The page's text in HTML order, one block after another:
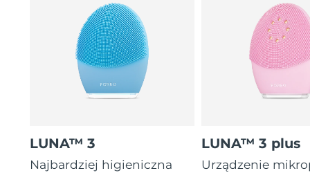
LUNA™ 3
Najbardziej higieniczna
LUNA™ 3 plus
Urządzenie